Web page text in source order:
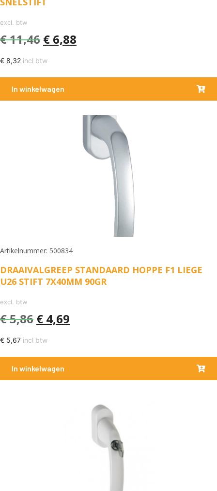
excl. btw
€11,46 € 6,88
€ 8,32 incl btw
In winkelwagen
Artikelnummer: 500834
DRAAIVALGREEP STANDAARD HOPPE F1 LIEGE
U26 STIFT 7X40MM 90GR
excl. btw
€5,86 € 4,69
€ 5,67 incl btw
In winkelwagen